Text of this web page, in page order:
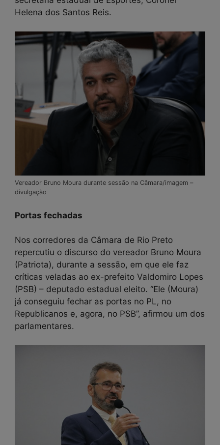
Helena dos Santos Reis.
Vereador Bruno Moura durante sessão na Câmara/imagem –
divulgação
Portas fechadas
Nos corredores da Câmara de Rio Preto
repercutiu o discurso do vereador Bruno Moura
(Patriota), durante a sessão, em que ele faz
críticas veladas ao ex-prefeito Valdomiro Lopes
(PSB) – deputado estadual eleito. “Ele (Moura)
já conseguiu fechar as portas no PL, no
Republicanos e, agora, no PSB”, afirmou um dos
parlamentares.